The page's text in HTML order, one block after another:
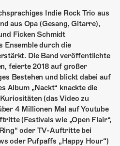
Indie Rock Trio aus
aus Opa (Gesang, Gitarre),
Ficken Schmidt
Ensemble durch die
Die Band veröffentlichte
feierte 2018 auf großer
Bestehen und blickt dabei auf
Album „Nackt“ knackte die
(das Video zu
4 Millionen Mal auf Youtube
(Festivals wie „Open Flair“,
oder TV-Auftritte bei
oder Pufpaffs „Happy Hour“)